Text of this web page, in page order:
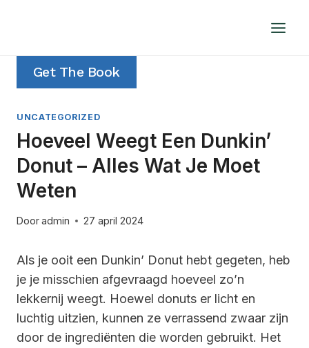
Get The Book
UNCATEGORIZED
Hoeveel Weegt Een Dunkin’
Donut – Alles Wat Je Moet
Weten
Dooradmin 27 april 2024
Als je ooit een Dunkin’ Donut hebt gegeten, heb
je je misschien afgevraagd hoeveel zo’n
lekkernij weegt. Hoewel donuts er licht en
luchtig uitzien, kunnen ze verrassend zwaar zijn
door de ingrediënten die worden gebruikt. Het